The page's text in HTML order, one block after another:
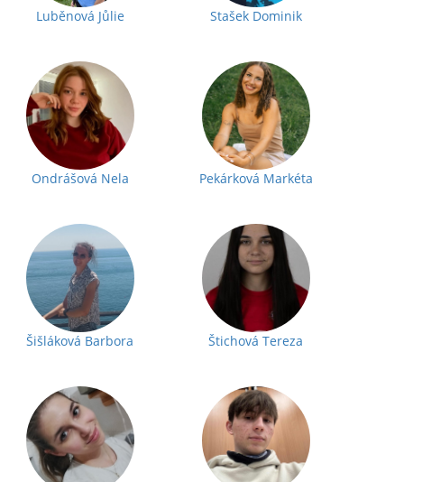
Luběnová Jůlie Stašek Dominik
Ondrášová Nela Pekárková Markéta
Šišláková Barbora Štichová Tereza